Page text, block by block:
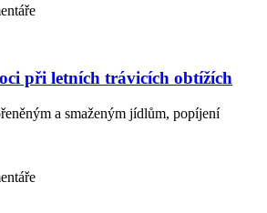
při letních trávicích obtížích
a smaženým jídlům, popíjení